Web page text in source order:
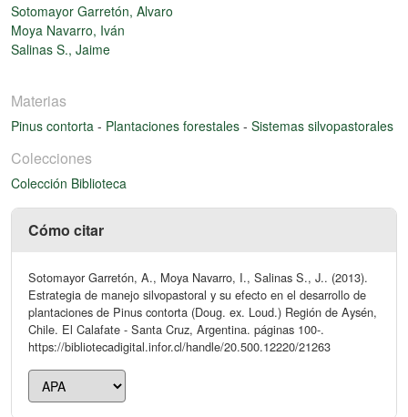
Sotomayor Garretón, Alvaro
Moya Navarro, Iván
Salinas S., Jaime
Materias
Pinus contorta - Plantaciones forestales - Sistemas silvopastorales
Colecciones
Colección Biblioteca
Cómo citar
Sotomayor Garretón, A., Moya Navarro, I., Salinas S., J.. (2013).
Estrategia de manejo silvopastoral y su efecto en el desarrollo de
plantaciones de Pinus contorta (Doug. ex. Loud.) Región de Aysén,
Chile. El Calafate - Santa Cruz, Argentina. páginas 100-.
https://bibliotecadigital.infor.cl/handle/20.500.12220/21263